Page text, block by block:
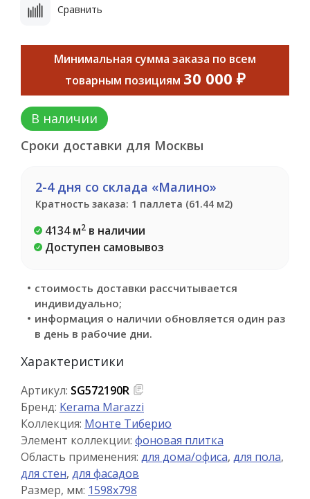
Сравнить
Минимальная сумма заказа по всем
товарным позициям 30 000 ₽
В наличии
Сроки доставки для Москвы
2-4 дня со склада «Малино»
Кратность заказа: 1 паллета (61.44 м2)
4134 м2 в наличии
Доступен самовывоз
стоимость доставки рассчитывается
индивидуально;
информация о наличии обновляется один раз
в день в рабочие дни.
Характеристики
Артикул: SG572190R
Бренд: Kerama Marazzi
Коллекция: Монте Тиберио
Элемент коллекции: фоновая плитка
Область применения: для дома/офиса, для пола,
для стен, для фасадов
Размер, мм: 1598x798